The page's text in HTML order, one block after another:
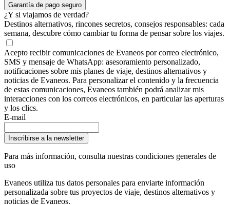
Garantía de pago seguro
¿Y si viajamos de verdad?
Destinos alternativos, rincones secretos, consejos responsables: cada
semana, descubre cómo cambiar tu forma de pensar sobre los viajes.
Acepto recibir comunicaciones de Evaneos por correo electrónico,
SMS y mensaje de WhatsApp: asesoramiento personalizado,
notificaciones sobre mis planes de viaje, destinos alternativos y
noticias de Evaneos. Para personalizar el contenido y la frecuencia
de estas comunicaciones, Evaneos también podrá analizar mis
interacciones con los correos electrónicos, en particular las aperturas
y los clics.
E-mail
Inscribirse a la newsletter
Para más información, consulta nuestras condiciones generales de
uso
Evaneos utiliza tus datos personales para enviarte información
personalizada sobre tus proyectos de viaje, destinos alternativos y
noticias de Evaneos.